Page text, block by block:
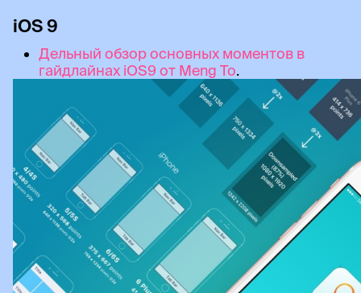
iOS 9
Дельный обзор основных моментов в
гайдлайнах iOS9 от Meng To.